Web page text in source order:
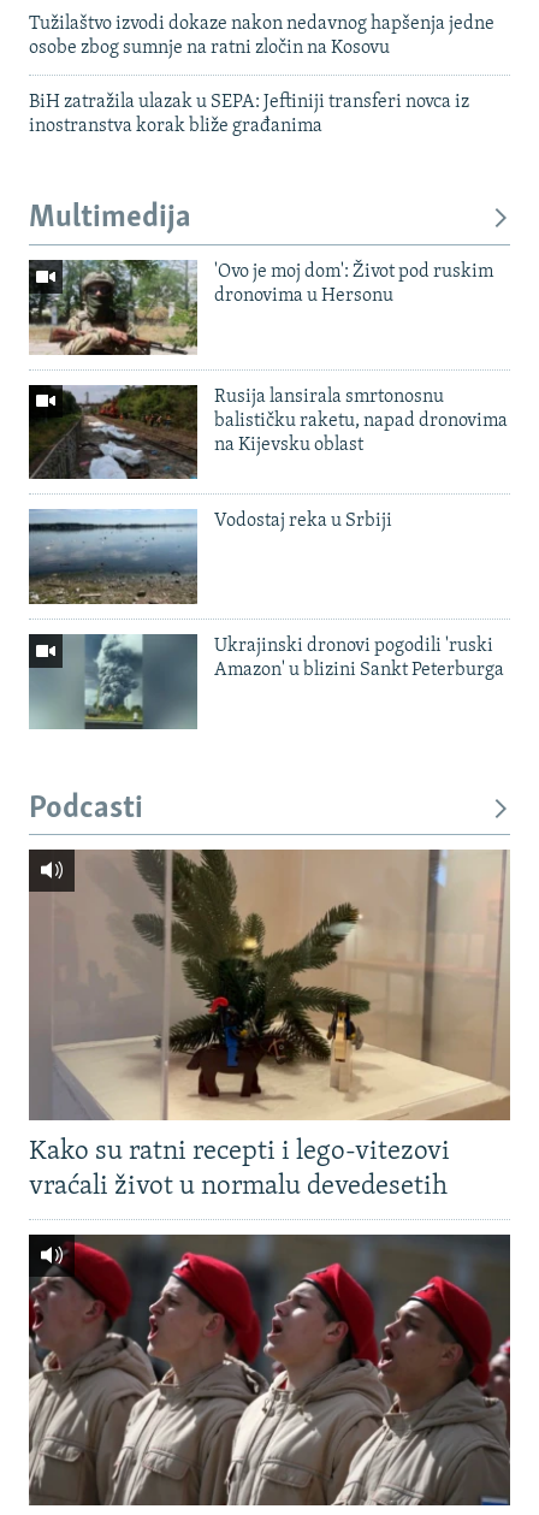
Tužilaštvo izvodi dokaze nakon nedavnog hapšenja jedne
osobe zbog sumnje na ratni zločin na Kosovu
BiH zatražila ulazak u SEPA: Jeftiniji transferi novca iz
inostranstva korak bliže građanima
Multimedija
'Ovo je moj dom': Život pod ruskim
dronovima u Hersonu
Rusija lansirala smrtonosnu
balističku raketu, napad dronovima
na Kijevsku oblast
Vodostaj reka u Srbiji
Ukrajinski dronovi pogodili 'ruski
Amazon' u blizini Sankt Peterburga
Podcasti
Kako su ratni recepti i lego-vitezovi
vraćali život u normalu devedesetih